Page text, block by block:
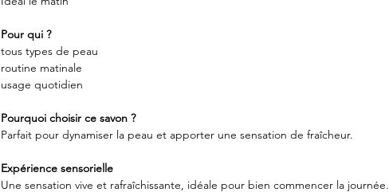
Pour qui ?
tous types de peau
routine matinale
usage quotidien
Pourquoi choisir ce savon ?
Parfait pour dynamiser la peau et apporter une sensation de fraîcheur.
Expérience sensorielle
Une sensation vive et rafraîchissante, idéale pour bien commencer la journée.